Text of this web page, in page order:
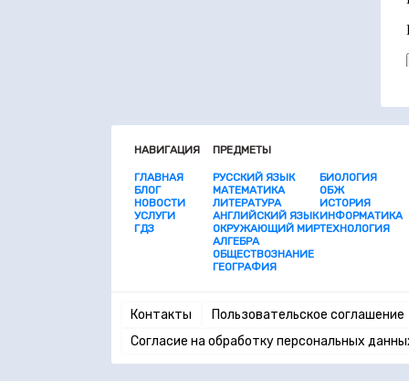
НАВИГАЦИЯ
ГЛАВНАЯ
БЛОГ
НОВОСТИ
УСЛУГИ
ГДЗ
ПРЕДМЕТЫ
РУССКИЙ ЯЗЫК
МАТЕМАТИКА
ЛИТЕРАТУРА
АНГЛИЙСКИЙ ЯЗЫК
ОКРУЖАЮЩИЙ МИР
АЛГЕБРА
ОБЩЕСТВОЗНАНИЕ
ГЕОГРАФИЯ
БИОЛОГИЯ
ОБЖ
ИСТОРИЯ
ИНФОРМАТИКА
ТЕХНОЛОГИЯ
Контакты
Пользовательское соглашение
Согласие на обработку персональных